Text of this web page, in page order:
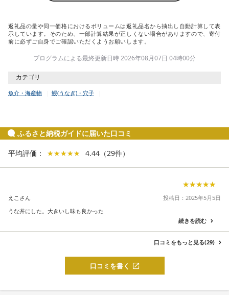
返礼品の量や同一価格におけるボリュームは返礼品名から抽出し自動計算して表
示しています。そのため、一部計算結果が正しくない場合がありますので、寄付
前に必ずご自身でご確認いただくようお願いします。
プログラムによる最終更新日時 2026年08月07日 04時00分
カテゴリ
魚介・海産物 鰻(うなぎ)・穴子
ふるさと納税ガイドに届いた口コミ
平均評価： ★★★★★
★★★★★ 4.44 （29件）
★★★★★
★★★★★
えこさん
投稿日：2025年5月5日
うな丼にした。大きいし味も良かった
続きを読む
口コミをもっと見る(29)
口コミを書く